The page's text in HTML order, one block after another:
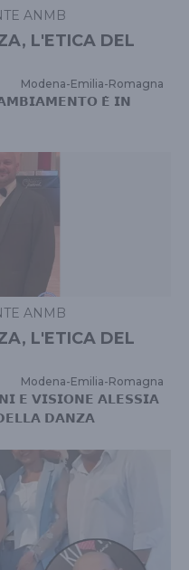
ANMB
L'ETICA DEL
Modena-Emilia-Romagna
𝗘̀ 𝗜𝗡
ANMB
L'ETICA DEL
Modena-Emilia-Romagna
𝗘 𝗩𝗜𝗦𝗜𝗢𝗡𝗘 𝗔𝗟𝗘𝗦𝗦𝗜𝗔
𝗗𝗔𝗡𝗭𝗔